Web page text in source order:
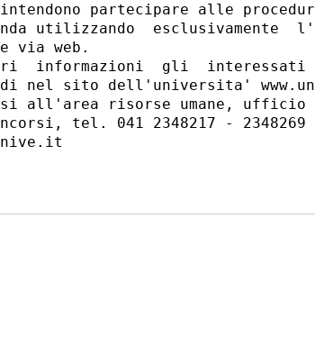
partecipare alle
utilizzando  esclusivamente
via web.
informazioni  gli  interessati
nel sito dell'universita'
all'area risorse umane, ufficio
tel. 041 2348217 -